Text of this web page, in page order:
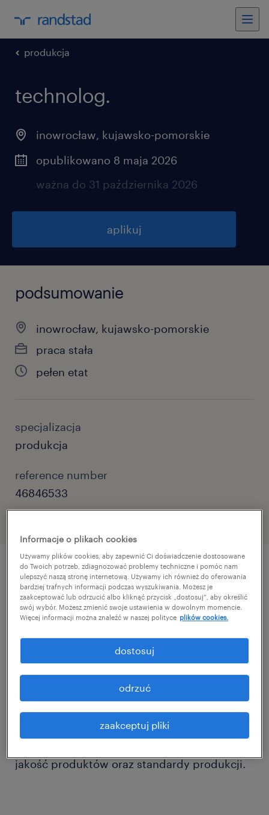
produkcja
technolog.
inowrocław, kujawsko-pomorskie
opublikowano 8 maja 2026
ważna do 31 października 2026
aplikuj
podsumowanie
inowrocław, kujawsko-pomorskie
praca stała
pełen etat
specjalizacja
produkcja
reference number
46846533
szczegóły oferty
Dla naszego klienta, którym jest firma
produkcyjna z branży spożywczej,
prowadzimy rekrutację na stanowisko
Technologa. Szukamy osoby dobrze
zorganizowanej, nastawionej na rozwój i
współpracę w środowisku produkcyjnym. To
stanowisko dla osób, które chcą rozwijać się
jakość produktów oraz standardy produkcji.
Informacje o plikach cookies
Używamy plików cookies, aby zapewnić Ci doświadczenie dostosowane
do Twoich potrzeb, zdiagnozować problemy techniczne i pomóc nam
ulepszyć naszą stronę internetową. Używamy ich również do oferowania
bardziej trafnych informacji podczas wyszukiwania. Możesz je
zaakceptować lub odrzucić albo kliknąć przycisk „dostosuj”, aby określić
swój wybór. Możesz zmienić swoje ustawienia w dowolnym momencie.
Więcej informacji można znaleźć w naszej polityce plików cookies.
zaakceptuj pliki
odrzuć
dostosuj